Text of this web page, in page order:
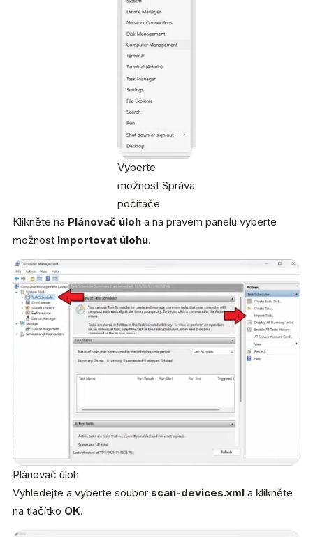
Vyberte
možnost Správa
počítače
Klikněte na Plánovač úloh a na pravém panelu vyberte
možnost Importovat úlohu.
Plánovač úloh
Vyhledejte a vyberte soubor scan-devices.xml a klikněte
na tlačítko OK.